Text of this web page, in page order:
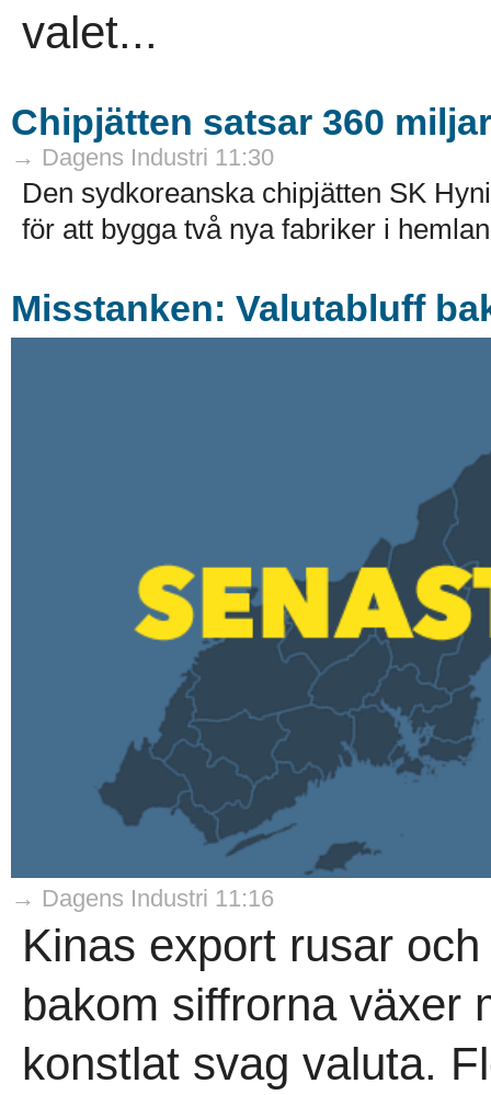
valet...
Chipjätten satsar 360
→ Dagens Industri 11:30
Den sydkoreanska chipjätten SK
för att bygga två nya fabriker i
Misstanken: Valutabluff
→ Dagens Industri 11:16
Kinas export rusar
bakom siffrorna växer
konstlat svag valuta.